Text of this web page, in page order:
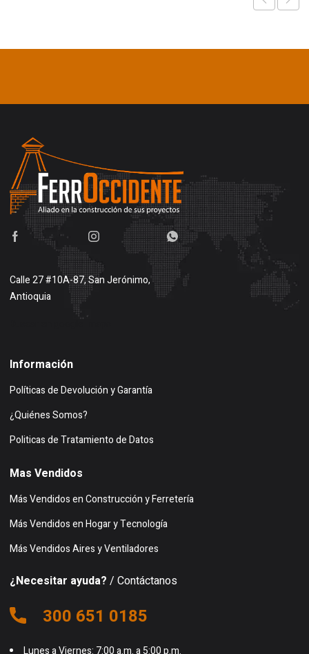
Calle 27 #10A-87, San Jerónimo,
Antioquia
Información
Políticas de Devolución y Garantía
¿Quiénes Somos?
Politicas de Tratamiento de Datos
Mas Vendidos
Más Vendidos en Construcción y Ferretería
Más Vendidos en Hogar y Tecnología
Más Vendidos Aires y Ventiladores
¿Necesitar ayuda? / Contáctanos
300 651 0185
Lunes a Viernes: 7:00 a.m. a 5:00 p.m.